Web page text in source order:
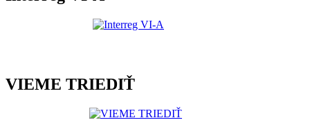
VIEME TRIEDIŤ